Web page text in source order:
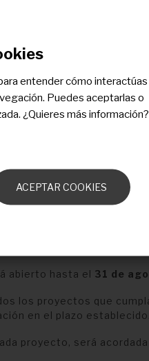
raras en la cual
directa aportando sus
plataforma.
abierto hasta el 31 de
los proyectos que
en el plazo establecido.
proyecto, será
entender cómo interactúas
Puedes aceptarlas o
¿Quieres más información?
ACEPTAR COOKIES